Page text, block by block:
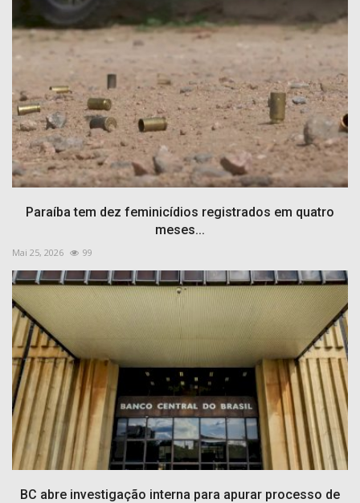
Paraíba tem dez feminicídios registrados em quatro
meses...
Mai 25, 2026 99
BC abre investigação interna para apurar processo de